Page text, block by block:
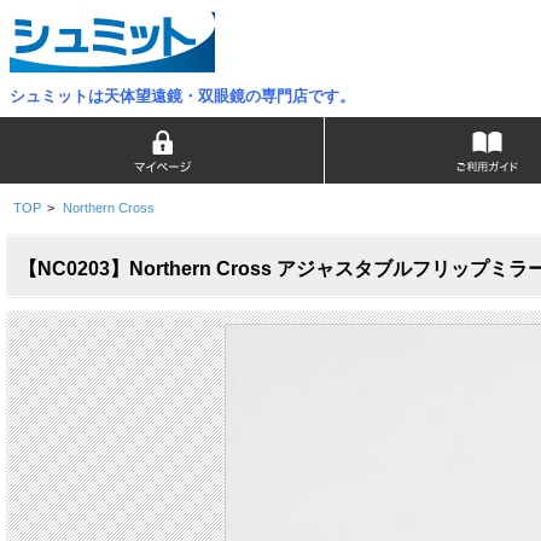
シュミットは天体望遠鏡・双眼鏡の専門店です。
TOP > Northern Cross
【NC0203】Northern Cross アジャスタブルフリップミラ